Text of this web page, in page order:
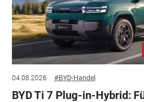
04.08.2026 #BYD-Handel
BYD Ti 7 Plug-in-Hybrid: